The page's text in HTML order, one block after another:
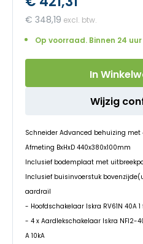
€ 348,19
Op voorraad. Binnen 24
Wijzig
In
Schneider Advanced behuizing met
Afmeting BxHxD 440x380x100mm
Inclusief bodemplaat met
Inclusief buisinvoerstuk
aardrail
- Hoofdschakelaar Iskra RV61N 40A
- 4 x Aardlekschakelaar Iskra NFI2-
A 10kA
afbeeldingen-